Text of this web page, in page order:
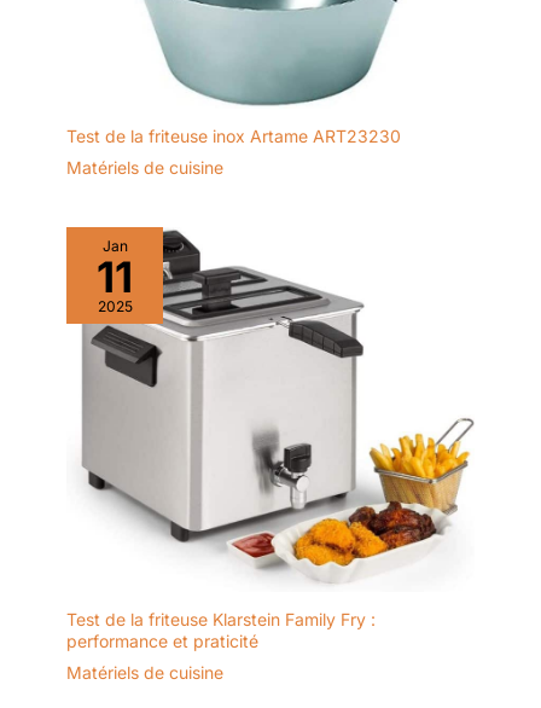
Test de la friteuse inox Artame ART23230
Matériels de cuisine
Jan
11
2025
Test de la friteuse Klarstein Family Fry :
performance et praticité
Matériels de cuisine